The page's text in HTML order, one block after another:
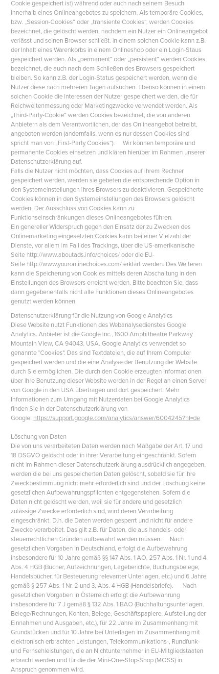
Cookie gespeichert ist) während oder auch nach seinem Besuch
innerhalb eines Onlineangebotes zu speichern. Als temporäre Cookies,
bzw. „Session-Cookies“ oder „transiente Cookies“, werden Cookies
bezeichnet, die gelöscht werden, nachdem ein Nutzer ein Onlineangebot
verlässt und seinen Browser schließt. In einem solchen Cookie kann z.B.
der Inhalt eines Warenkorbs in einem Onlineshop oder ein Login-Staus
gespeichert werden. Als „permanent“ oder „persistent“ werden Cookies
bezeichnet, die auch nach dem Schließen des Browsers gespeichert
bleiben. So kann z.B. der Login-Status gespeichert werden, wenn die
Nutzer diese nach mehreren Tagen aufsuchen. Ebenso können in einem
solchen Cookie die Interessen der Nutzer gespeichert werden, die für
Reichweitenmessung oder Marketingzwecke verwendet werden. Als
„Third-Party-Cookie“ werden Cookies bezeichnet, die von anderen
Anbietern als dem Verantwortlichen, der das Onlineangebot betreibt,
angeboten werden (andernfalls, wenn es nur dessen Cookies sind
spricht man von „First-Party Cookies“). Wir können temporäre und
permanente Cookies einsetzen und klären hierüber im Rahmen unserer
Datenschutzerklärung auf.
Falls die Nutzer nicht möchten, dass Cookies auf ihrem Rechner
gespeichert werden, werden sie gebeten die entsprechende Option in
den Systemeinstellungen ihres Browsers zu deaktivieren. Gespeicherte
Cookies können in den Systemeinstellungen des Browsers gelöscht
werden. Der Ausschluss von Cookies kann zu
Funktionseinschränkungen dieses Onlineangebotes führen.
Ein genereller Widerspruch gegen den Einsatz der zu Zwecken des
Onlinemarketing eingesetzten Cookies kann bei einer Vielzahl der
Dienste, vor allem im Fall des Trackings, über die US-amerikanische
Seite http://www.aboutads.info/choices/ oder die EU-
Seite http://www.youronlinechoices.com/ erklärt werden. Des Weiteren
kann die Speicherung von Cookies mittels deren Abschaltung in den
Einstellungen des Browsers erreicht werden. Bitte beachten Sie, dass
dann gegebenenfalls nicht alle Funktionen dieses Onlineangebotes
genutzt werden können.
Datenschutzerklärung für die Nutzung von Google Analytics
Diese Website nutzt Funktionen des Webanalysedienstes Google
Analytics. Anbieter ist die Google Inc., 1600 Amphitheatre Parkway
Mountain View, CA 94043, USA. Google Analytics verwendet so
genannte "Cookies". Das sind Textdateien, die auf Ihrem Computer
gespeichert werden und die eine Analyse der Benutzung der Website
durch Sie ermöglichen. Die durch den Cookie erzeugten Informationen
über Ihre Benutzung dieser Website werden in der Regel an einen Server
von Google in den USA übertragen und dort gespeichert. Mehr
Informationen zum Umgang mit Nutzerdaten bei Google Analytics
finden Sie in der Datenschutzerklärung von
Google: https://support.google.com/analytics/answer/6004245?hl=de
Löschung von Daten
Die von uns verarbeiteten Daten werden nach Maßgabe der Art. 17 und
18 DSGVO gelöscht oder in ihrer Verarbeitung eingeschränkt. Sofern
nicht im Rahmen dieser Datenschutzerklärung ausdrücklich angegeben,
werden die bei uns gespeicherten Daten gelöscht, sobald sie für ihre
Zweckbestimmung nicht mehr erforderlich sind und der Löschung keine
gesetzlichen Aufbewahrungspflichten entgegenstehen. Sofern die
Daten nicht gelöscht werden, weil sie für andere und gesetzlich
zulässige Zwecke erforderlich sind, wird deren Verarbeitung
eingeschränkt. D.h. die Daten werden gesperrt und nicht für andere
Zwecke verarbeitet. Das gilt z.B. für Daten, die aus handels- oder
steuerrechtlichen Gründen aufbewahrt werden müssen. Nach
gesetzlichen Vorgaben in Deutschland, erfolgt die Aufbewahrung
insbesondere für 10 Jahre gemäß §§ 147 Abs. 1 AO, 257 Abs. 1 Nr. 1 und 4,
Abs. 4 HGB (Bücher, Aufzeichnungen, Lageberichte, Buchungsbelege,
Handelsbücher, für Besteuerung relevanter Unterlagen, etc.) und 6 Jahre
gemäß § 257 Abs. 1 Nr. 2 und 3, Abs. 4 HGB (Handelsbriefe). Nach
gesetzlichen Vorgaben in Österreich erfolgt die Aufbewahrung
insbesondere für 7 J gemäß § 132 Abs. 1 BAO (Buchhaltungsunterlagen,
Belege/Rechnungen, Konten, Belege, Geschäftspapiere, Aufstellung der
Einnahmen und Ausgaben, etc.), für 22 Jahre im Zusammenhang mit
Grundstücken und für 10 Jahre bei Unterlagen im Zusammenhang mit
elektronisch erbrachten Leistungen, Telekommunikations-, Rundfunk-
und Fernsehleistungen, die an Nichtunternehmer in EU-Mitgliedstaaten
erbracht werden und für die der Mini-One-Stop-Shop (MOSS) in
Anspruch genommen wird.